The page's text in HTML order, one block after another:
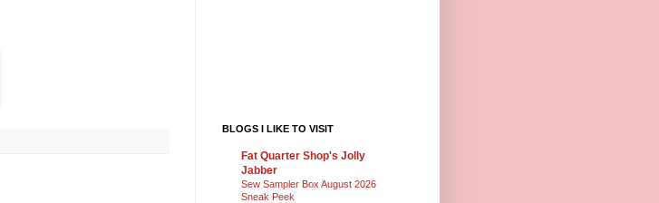
BLOGS I LIKE TO VISIT
Fat Quarter Shop's Jolly
Jabber
Sew Sampler Box August 2026
Sneak Peek